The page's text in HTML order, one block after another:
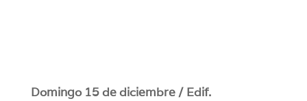
Domingo 15 de diciembre / Edif.